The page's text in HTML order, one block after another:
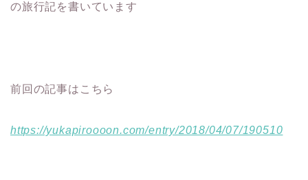
の旅行記を書いています
前回の記事はこちら
https://yukapiroooon.com/entry/2018/04/07/190510